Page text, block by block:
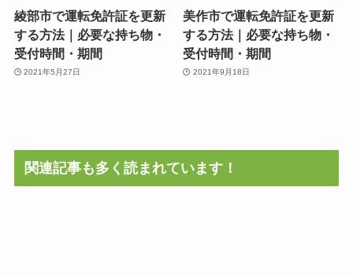
綾部市で運転免許証を更新
する方法｜必要な持ち物・
受付時間・期間
2021年5月27日
美作市で運転免許証を更新
する方法｜必要な持ち物・
受付時間・期間
2021年9月18日
関連記事も多く読まれています！